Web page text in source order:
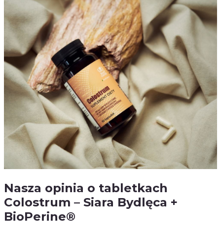
Nasza opinia o tabletkach
Colostrum – Siara Bydlęca +
BioPerine®